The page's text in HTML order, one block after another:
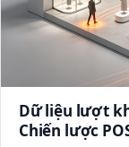
Dữ liệu lượt
Chiến lược